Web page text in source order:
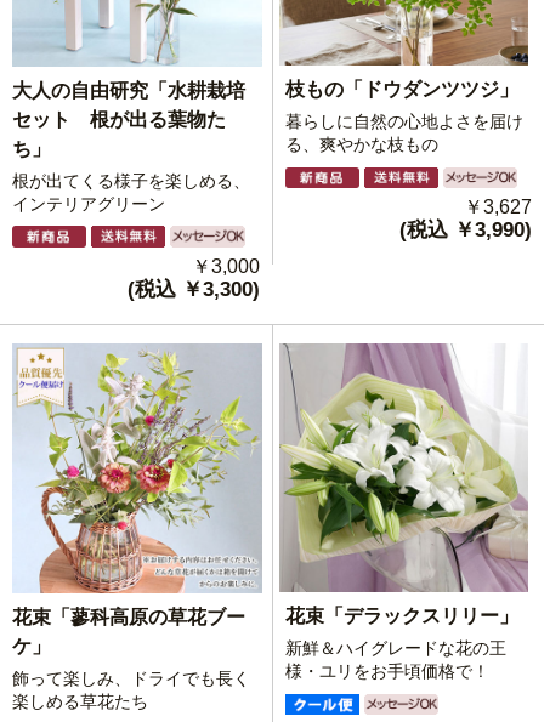
大人の自由研究「水耕栽培
セット 根が出る葉物た
ち」
根が出てくる様子を楽しめる、
インテリアグリーン
￥3,000
(税込 ￥3,300)
枝もの「ドウダンツツジ」
暮らしに自然の心地よさを届け
る、爽やかな枝もの
￥3,627
(税込 ￥3,990)
花束「蓼科高原の草花ブー
ケ」
飾って楽しみ、ドライでも長く
楽しめる草花たち
花束「デラックスリリー」
新鮮＆ハイグレードな花の王
様・ユリをお手頃価格で！